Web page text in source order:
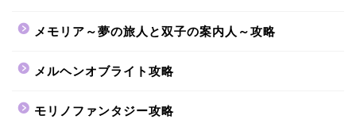
メモリア～夢の旅人と双子の案内人～攻略
メルヘンオブライト攻略
モリノファンタジー攻略